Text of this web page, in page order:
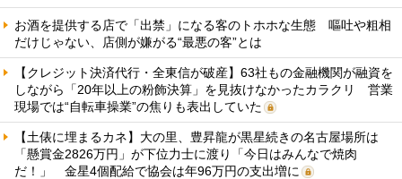
お酒を提供する店で「出禁」になる客のトホホな生態 嘔吐や粗相
だけじゃない、店側が嫌がる“最悪の客”とは
【クレジット決済代行・全東信が破産】63社もの金融機関が融資を
しながら「20年以上の粉飾決算」を見抜けなかったカラクリ 営業
現場では“自転車操業”の焦りも表出していた
【土俵に埋まるカネ】大の里、豊昇龍が黒星続きの名古屋場所は
「懸賞金2826万円」が下位力士に渡り「今日はみんなで焼肉
だ！」 金星4個配給で協会は年96万円の支出増に